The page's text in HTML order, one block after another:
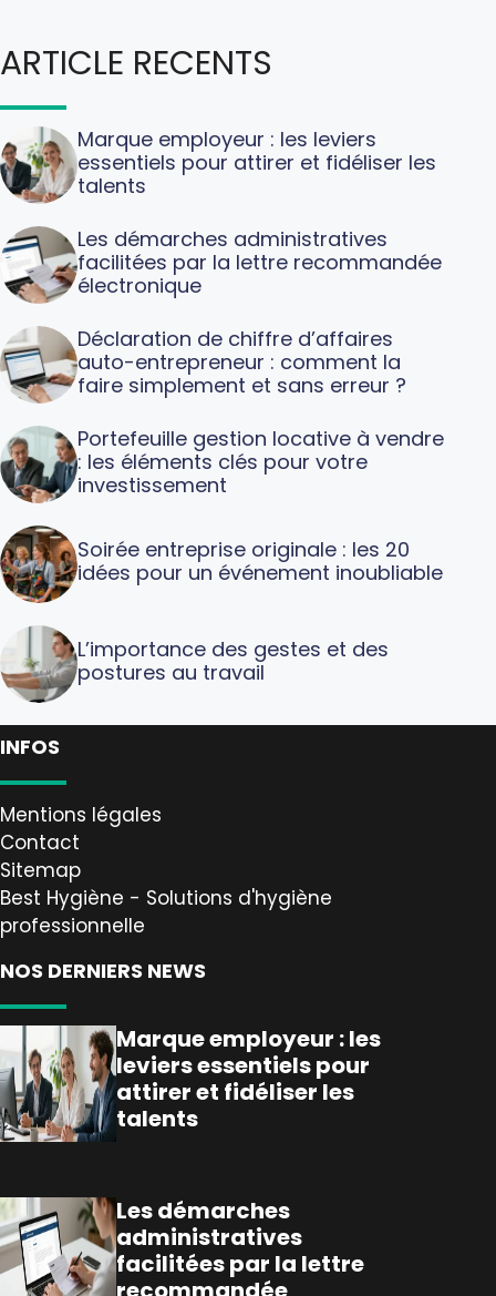
ARTICLE RECENTS
Marque employeur : les leviers
essentiels pour attirer et fidéliser les
talents
Les démarches administratives
facilitées par la lettre recommandée
électronique
Déclaration de chiffre d’affaires
auto-entrepreneur : comment la
faire simplement et sans erreur ?
Portefeuille gestion locative à vendre
: les éléments clés pour votre
investissement
Soirée entreprise originale : les 20
idées pour un événement inoubliable
L’importance des gestes et des
postures au travail
INFOS
Mentions légales
Contact
Sitemap
Best Hygiène - Solutions d'hygiène
professionnelle
NOS DERNIERS NEWS
Marque employeur : les
leviers essentiels pour
attirer et fidéliser les
talents
Les démarches
administratives
facilitées par la lettre